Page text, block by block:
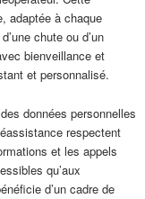
adaptée à chaque
chute ou d’un
bienveillance et
et personnalisé.
données personnelles
respectent
et les appels
qu’aux
d’un cadre de